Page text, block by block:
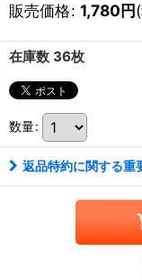
販売価格: 1,780円
在庫数 36枚
数量:
返品特約に関する重